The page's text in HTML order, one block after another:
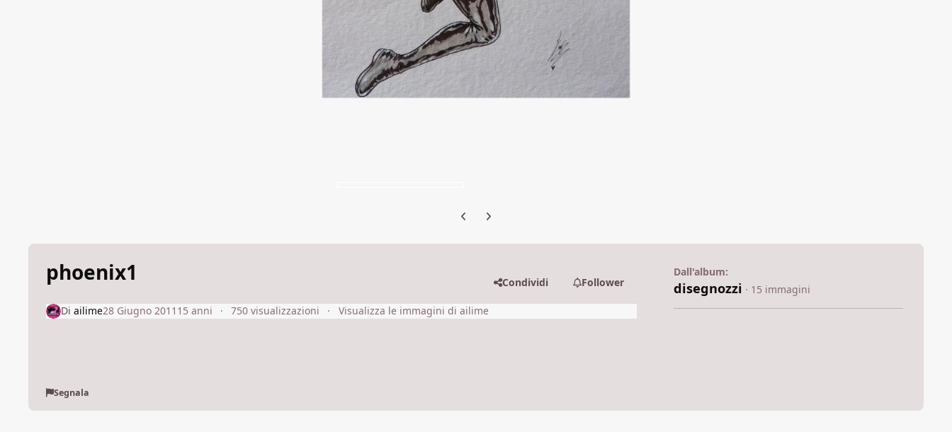
Previous carousel slide
Next carousel slide
phoenix1 Condividi Follower
Di ailime28 Giugno 2011 15 anni 750 visualizzazioni Visualizza le immagini di ailime
Segnala
Dall'album:
disegnozzi · 15 immagini